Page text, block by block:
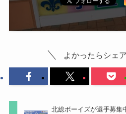
よかったらシェ
北総ボーイズが選手募集